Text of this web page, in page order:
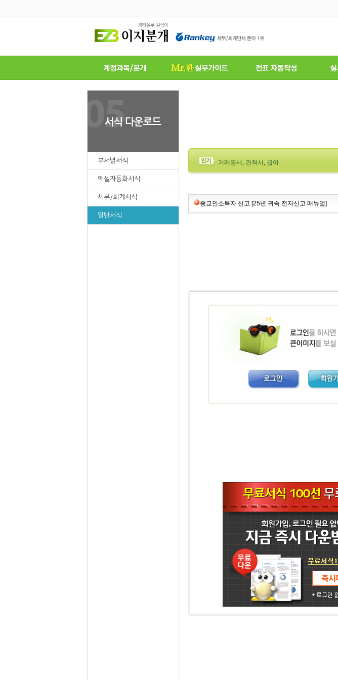
부서별서식
엑셀자동화서식
세무/회계서식
일반서식
거래명세 , 견적서 , 급여
종교인소득자 신고 [25년 귀속 전자신고 매뉴얼]